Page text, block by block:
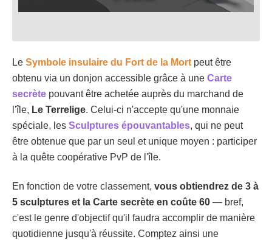
Le Symbole insulaire du Fort de la Mort peut être
obtenu via un donjon accessible grâce à une Carte
secrète pouvant être achetée auprès du marchand de
l'île, Le Terrelige. Celui-ci n'accepte qu'une monnaie
spéciale, les Sculptures épouvantables, qui ne peut
être obtenue que par un seul et unique moyen : participer
à la quête coopérative PvP de l'île.
En fonction de votre classement, vous obtiendrez de 3 à
5 sculptures et la Carte secrète en coûte 60 — bref,
c'est le genre d'objectif qu'il faudra accomplir de manière
quotidienne jusqu'à réussite. Comptez ainsi une